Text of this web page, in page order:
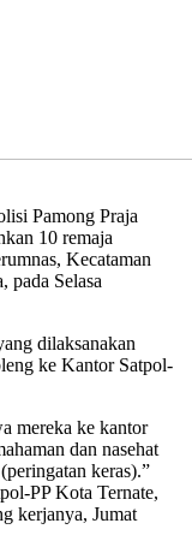
Pamong Praja
10 remaja
Kecataman
pada Selasa
dilaksanakan
ke Kantor Satpol-
mereka ke kantor
dan nasehat
keras).”
PP Kota Ternate,
kerjanya, Jumat